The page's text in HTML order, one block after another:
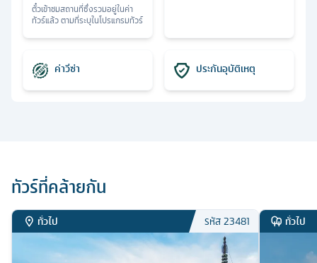
ตั๋วเข้าชมสถานที่ซึ่งรวมอยู่ในค่า
ทัวร์แล้ว ตามที่ระบุในโปรแกรมทัวร์
ค่าวีซ่า ประกันอุบัติเหตุ
ทัวร์ที่คล้ายกัน
ทั่วไป รหัส23481 ทั่วไป